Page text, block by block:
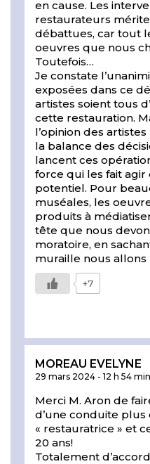
en cause. Les
restaurateurs
débattues, car tout
oeuvres que nous
Toutefois…
Je constate
exposées dans ce
artistes soient tous
cette restauration.
l’opinion des
la balance des
lancent ces
force qui les fait
potentiel. Pour
muséales, les
produits à
tête que nous
moratoire, en
muraille nous
+7
MOREAU EVELYNE
29 mars 2024 - 12 h 54 min
Merci M. Aron de
d’une conduite
« restauratrice » et
20 ans!
Totalement